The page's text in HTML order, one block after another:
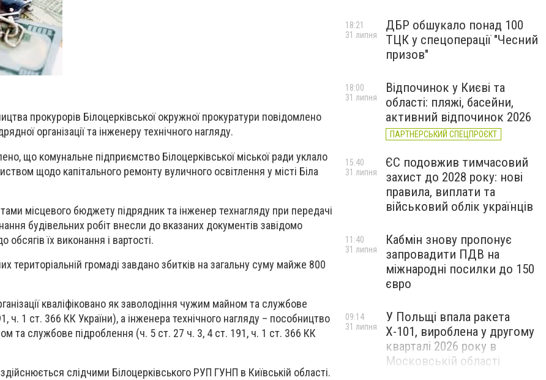
прокурорів Білоцерківської окружної прокуратури повідомлено
організації та інженеру технічного нагляду.
що комунальне підприємство Білоцерківської міської ради уклало
щодо капітального ремонту вуличного освітлення у місті Біла
місцевого бюджету підрядник та інженер технагляду при передачі
будівельних робіт внесли до вказаних документів завідомо
обсягів їх виконання і вартості.
територіальній громаді завдано збитків на загальну суму майже 800
кваліфіковано як заволодіння чужим майном та службове
ч. 1 ст. 366 КК України), а інженера технічного нагляду – пособництво
та службове підроблення (ч. 5 ст. 27 ч. 3, 4 ст. 191, ч. 1 ст. 366 КК
слідчими Білоцерківського РУП ГУНП в Київській області.
ДБР обшукало понад 100
ТЦК у спецоперації "Чесний
призов"
18:21
31 липня
Відпочинок у Києві та
області: пляжі, басейни,
активний відпочинок 2026
ПАРТНЕРСЬКИЙ СПЕЦПРОЄКТ
18:00
31 липня
ЄС подовжив тимчасовий
захист до 2028 року: нові
правила, виплати та
військовий облік українців
15:40
31 липня
Кабмін знову пропонує
запровадити ПДВ на
міжнародні посилки до 150
євро
11:40
31 липня
У Польщі впала ракета
Х-101, вироблена у другому
кварталі 2026 року в
Московській області
09:14
31 липня